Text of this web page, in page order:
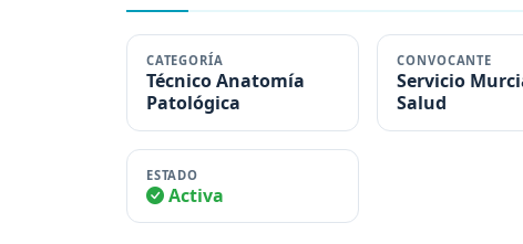
CATEGORÍA
Técnico Anatomía
Patológica
CONVOCANTE
Servicio
Salud
ESTADO
Activa